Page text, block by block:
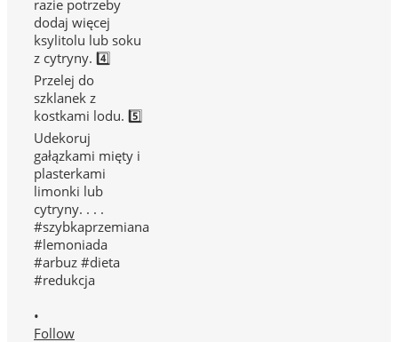
•
Follow